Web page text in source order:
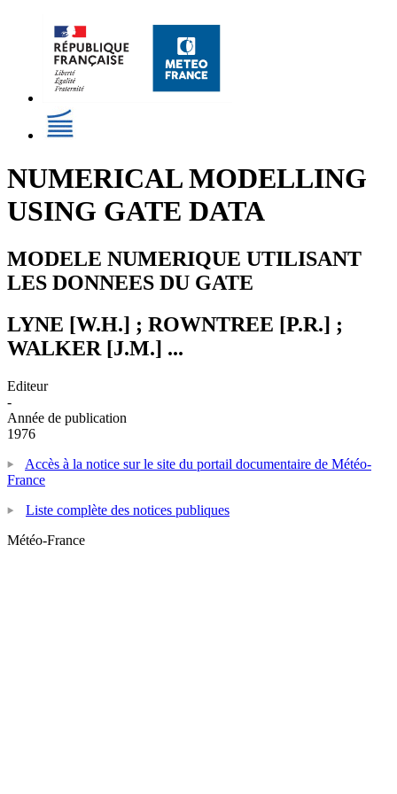
NUMERICAL MODELLING
USING GATE DATA
MODELE NUMERIQUE UTILISANT
LES DONNEES DU GATE
LYNE [W.H.] ; ROWNTREE [P.R.] ;
WALKER [J.M.] ...
Editeur
-
Année de publication
1976
Accès à la notice sur le site du portail documentaire de Météo-
France
Liste complète des notices publiques
Météo-France